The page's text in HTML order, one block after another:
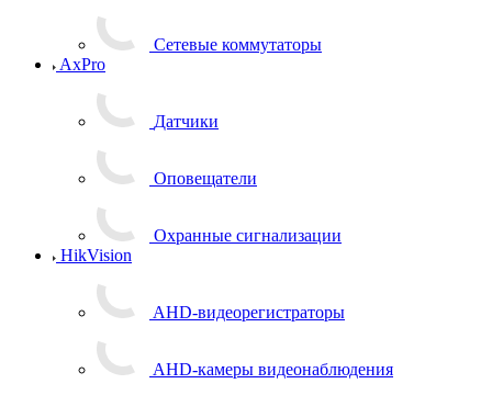
Сетевые коммутаторы
AxPro
Датчики
Оповещатели
Охранные сигнализации
HikVision
AHD-видеорегистраторы
AHD-камеры видеонаблюдения